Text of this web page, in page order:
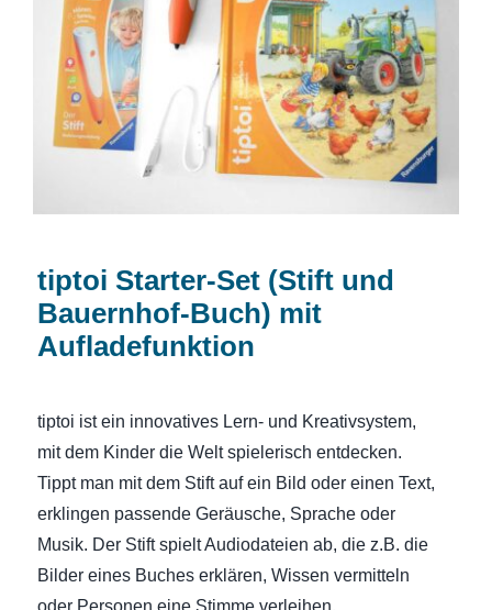
tiptoi Starter-Set (Stift und Bauernhof-
Buch) mit Aufladefunktion
tiptoi Starter-Set (Stift und
Bauernhof-Buch) mit
Aufladefunktion
tiptoi ist ein innovatives Lern- und Kreativsystem,
mit dem Kinder die Welt spielerisch entdecken.
Tippt man mit dem Stift auf ein Bild oder einen Text,
erklingen passende Geräusche, Sprache oder
Musik. Der Stift spielt Audiodateien ab, die z.B. die
Bilder eines Buches erklären, Wissen vermitteln
oder Personen eine Stimme verleihen.